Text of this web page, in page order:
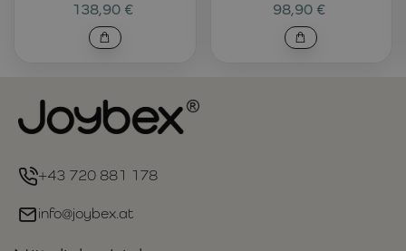
138,90 € 98,90 €
+43 720 881 178
info@joybex.at